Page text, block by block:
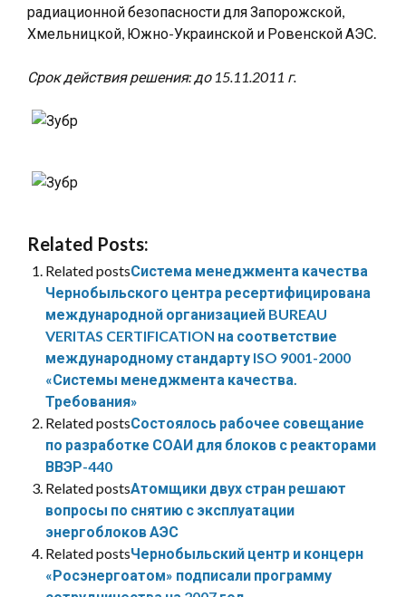
радиационной безопасности для Запорожской,
Хмельницкой, Южно-Украинской и Ровенской АЭС.
Срок действия решения: до 15.11.2011 г.
Related Posts:
Related postsСистема менеджмента качества
Чернобыльского центра ресертифицирована
международной организацией BUREAU
VERITAS CERTIFICATION на соответствие
международному стандарту ISO 9001-2000
«Системы менеджмента качества.
Требования»
Related postsСостоялось рабочее совещание
по разработке СОАИ для блоков с реакторами
ВВЭР-440
Related postsАтомщики двух стран решают
вопросы по снятию с эксплуатации
энергоблоков АЭС
Related postsЧернобыльский центр и концерн
«Росэнергоатом» подписали программу